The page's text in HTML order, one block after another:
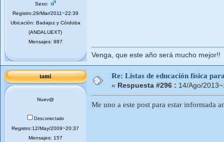
Sexo:
Registro:29/Mar/2011~22:39
Ubicación: Badajoz y Córdoba
(ANDALUEXT)
Mensajes: 987
Venga, que este año será mucho mejor!!
tami
Nuev@
Desconectado
Registro:12/May/2009~20:37
Mensajes: 157
Re: Listas de educación física
« Respuesta #296 : 14/Ago/
Me uno a este post para estar informada